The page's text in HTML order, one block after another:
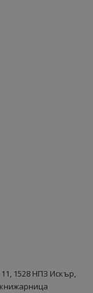
1528 НПЗ Искър,